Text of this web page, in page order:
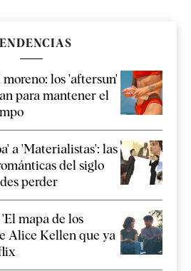
los 'aftersun'
para mantener el
a 'Materialistas': las
del siglo
perder
mapa de los
Alice Kellen que ya